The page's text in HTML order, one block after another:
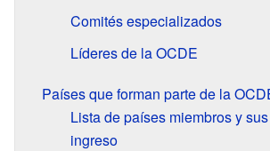
Comités especializados
Líderes de la OCDE
Países que forman parte de la
Lista de países miembros y
ingreso